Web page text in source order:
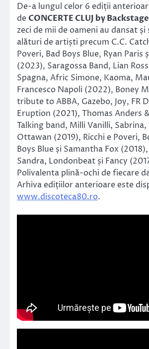
De-a lungul celor 6 ediții
de CONCERTE CLUJ by
zeci de mii de oameni au dansat
alături de artiști precum C.C.
Poveri, Bad Boys Blue, Ryan Paris
(2023), Saragossa Band, Lian
Spagna, Afric Simone, Kaoma,
Francesco Napoli (2022), Boney
tribute to ABBA, Gazebo, Joy, FR
Eruption (2021), Thomas Anders
Talking band, Milli Vanilli, Sabrina,
Ottawan (2019), Ricchi e Poveri,
Boys Blue și Samantha Fox
Sandra, Londonbeat și Fancy
Polivalenta plină-ochi de fiecare
Arhiva edițiilor anterioare este
www.discoteca80.ro.